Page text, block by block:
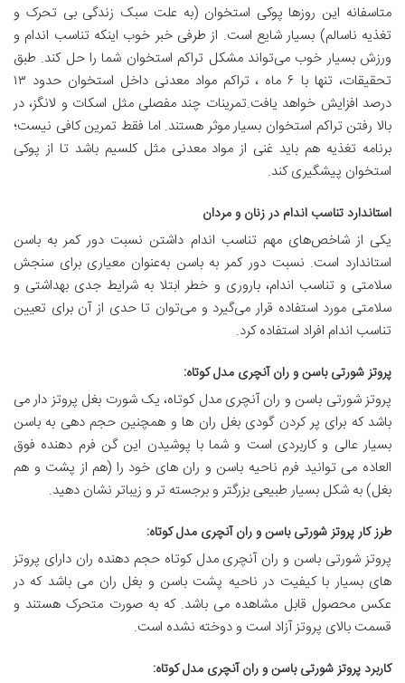
متاسفانه این روزها پوکی استخوان (به علت سبک زندگی بی تحرک و
تغذیه ناسالم) بسیار شایع است. از طرفی خبر خوب اینکه تناسب اندام و
ورزش بسیار خوب می‌تواند مشکل تراکم استخوان شما را حل کند. طبق
تحقیقات، تنها با ۶ ماه ، تراکم مواد معدنی داخل استخوان حدود ۱۳
درصد افزایش خواهد یافت.تمرینات چند مفصلی مثل اسکات و لانگز، در
بالا رفتن تراکم استخوان بسیار موثر هستند. اما فقط تمرین کافی نیست؛
برنامه تغذیه هم باید غنی از مواد معدنی مثل کلسیم باشد تا از پوکی
استخوان پیشگیری کند.
استاندارد تناسب اندام در زنان و مردان
یکی از شاخص‌های مهم تناسب اندام داشتن نسبت دور کمر به باسن
استاندارد است. نسبت دور کمر به باسن به‌عنوان معیاری برای سنجش
سلامتی و تناسب اندام، باروری و خطر ابتلا به شرایط جدی بهداشتی و
سلامتی مورد استفاده قرار می‌گیرد و می‌توان تا حدی از آن برای تعیین
تناسب اندام افراد استفاده کرد.
پروتز شورتی باسن و ران آنچری مدل کوتاه:
پروتز شورتی باسن و ران آنچری مدل کوتاه، یک شورت بغل پروتز دار می
باشد که برای پر کردن گودی بغل ران ها و همچنین حجم دهی به باسن
بسیار عالی و کاربردی است و شما با پوشیدن این گن فرم دهنده فوق
العاده می توانید فرم ناحیه باسن و ران های خود را (هم از پشت و هم
بغل) به شکل بسیار طبیعی بزرگتر و برجسته تر و زیباتر نشان دهید.
طرز کار پروتز شورتی باسن و ران آنچری مدل کوتاه:
پروتز شورتی باسن و ران آنچری مدل کوتاه حجم دهنده ران دارای پروتز
های بسیار با کیفیت در ناحیه پشت باسن و بغل ران می باشد که در
عکس محصول قابل مشاهده می باشد. که به صورت متحرک هستند و
قسمت بالای پروتز آزاد است و دوخته نشده است.
کاربرد پروتز شورتی باسن و ران آنچری مدل کوتاه: